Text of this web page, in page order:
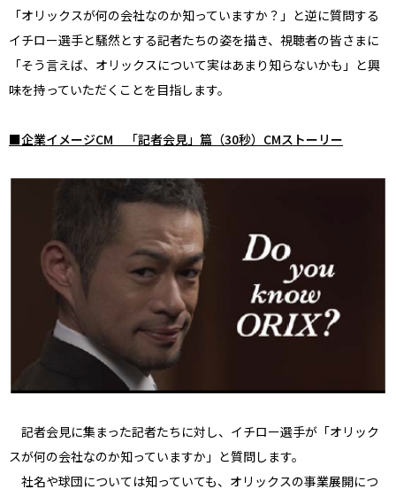
「オリックスが何の会社なのか知っていますか？」と逆に質問する
イチロー選手と騒然とする記者たちの姿を描き、視聴者の皆さまに
「そう言えば、オリックスについて実はあまり知らないかも」と興
味を持っていただくことを目指します。
■企業イメージCM 「記者会見」篇（30秒）CMストーリー
記者会見に集まった記者たちに対し、イチロー選手が「オリック
スが何の会社なのか知っていますか」と質問します。
社名や球団については知っていても、オリックスの事業展開につ